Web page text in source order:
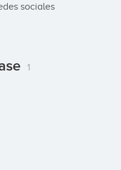
sociales
1